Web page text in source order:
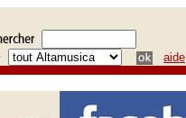
aide